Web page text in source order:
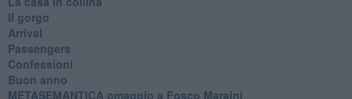
Il gorgo
Arrival
Passengers
Confessioni
Buon anno
METASEMANTICA omaggio a Fosco Maraini